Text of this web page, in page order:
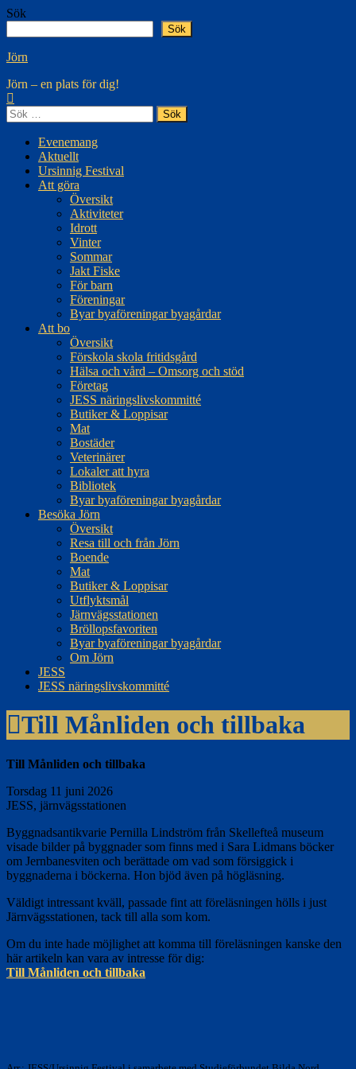
Hoppa
innehåll
Sök
Sök
Jörn
Jörn – en plats för dig!
Sök
efter:
Evenemang
Aktuellt
Ursinnig Festival
Att göra
Översikt
Aktiviteter
Idrott
Vinter
Sommar
Jakt Fiske
För barn
Föreningar
Byar byaföreningar byagårdar
Att bo
Översikt
Förskola skola fritidsgård
Hälsa och vård – Omsorg och stöd
Företag
JESS näringslivskommitté
Butiker & Loppisar
Mat
Bostäder
Veterinärer
Lokaler att hyra
Bibliotek
Byar byaföreningar byagårdar
Besöka Jörn
Översikt
Resa till och från Jörn
Boende
Mat
Butiker & Loppisar
Utflyktsmål
Järnvägsstationen
Bröllopsfavoriten
Byar byaföreningar byagårdar
Om Jörn
JESS
JESS näringslivskommitté
Till Månliden och tillbaka
Till Månliden och tillbaka
Torsdag 11 juni 2026
JESS, järnvägsstationen
Byggnadsantikvarie Pernilla Lindström från Skellefteå museum
visade bilder på byggnader som finns med i Sara Lidmans böcker
om Jernbanesviten och berättade om vad som försiggick i
byggnaderna i böckerna. Hon bjöd även på högläsning.
Väldigt intressant kväll, passade fint att föreläsningen hölls i just
Järnvägsstationen, tack till alla som kom.
Om du inte hade möjlighet att komma till föreläsningen kanske den
här artikeln kan vara av intresse för dig:
Till Månliden och tillbaka